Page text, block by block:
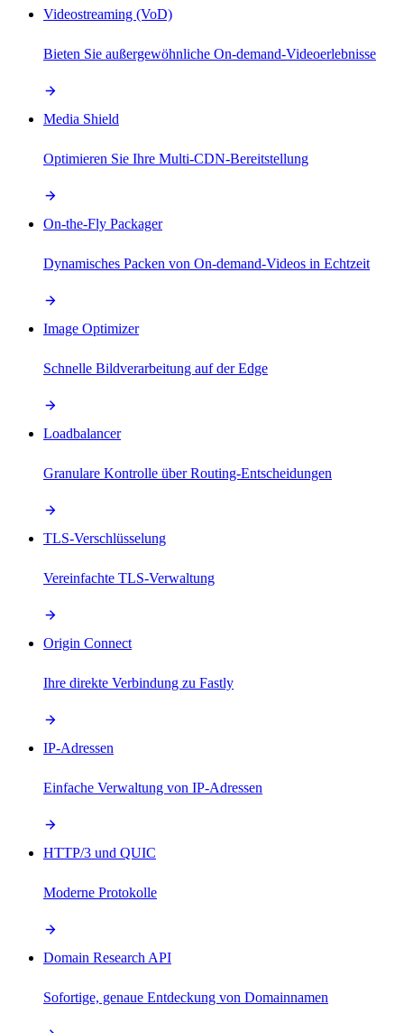
Videostreaming (VoD)
Bieten Sie außergewöhnliche On-demand-Videoerlebnisse
Media Shield
Optimieren Sie Ihre Multi-CDN-Bereitstellung
On-the-Fly Packager
Dynamisches Packen von On-demand-Videos in Echtzeit
Image Optimizer
Schnelle Bildverarbeitung auf der Edge
Loadbalancer
Granulare Kontrolle über Routing-Entscheidungen
TLS-Verschlüsselung
Vereinfachte TLS-Verwaltung
Origin Connect
Ihre direkte Verbindung zu Fastly
IP-Adressen
Einfache Verwaltung von IP-Adressen
HTTP/3 und QUIC
Moderne Protokolle
Domain Research API
Sofortige, genaue Entdeckung von Domainnamen